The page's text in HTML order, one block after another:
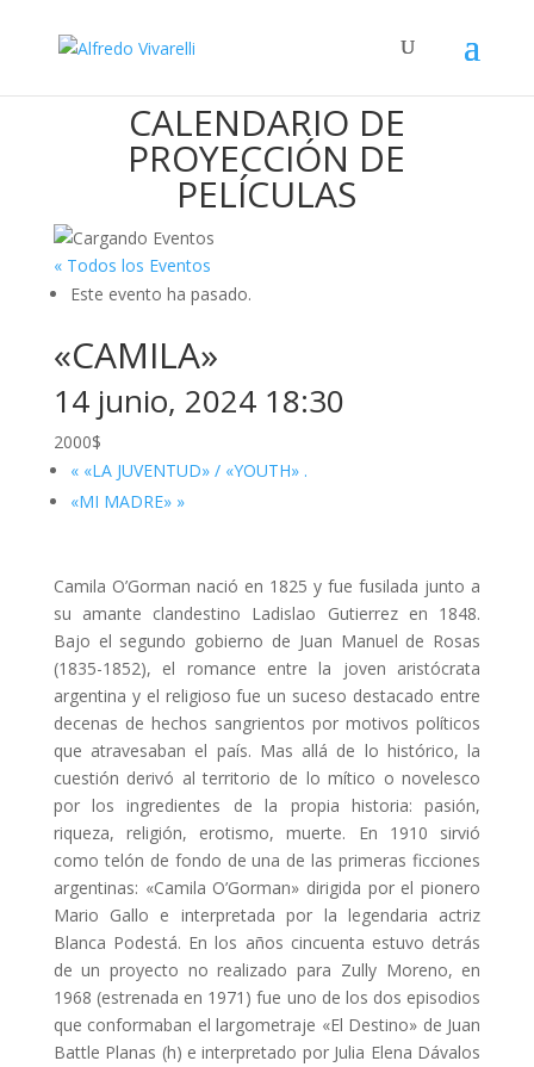
CALENDARIO DE
PROYECCIÓN DE
PELÍCULAS
« Todos los Eventos
Este evento ha pasado.
«CAMILA»
14 junio, 2024 18:30
2000$
««LA JUVENTUD» / «YOUTH» .
«MI MADRE» »
Camila O’Gorman nació en 1825 y fue fusilada junto a
su amante clandestino Ladislao Gutierrez en 1848.
Bajo el segundo gobierno de Juan Manuel de Rosas
(1835-1852), el romance entre la joven aristócrata
argentina y el religioso fue un suceso destacado entre
decenas de hechos sangrientos por motivos políticos
que atravesaban el país. Mas allá de lo histórico, la
cuestión derivó al territorio de lo mítico o novelesco
por los ingredientes de la propia historia: pasión,
riqueza, religión, erotismo, muerte. En 1910 sirvió
como telón de fondo de una de las primeras ficciones
argentinas: «Camila O’Gorman» dirigida por el pionero
Mario Gallo e interpretada por la legendaria actriz
Blanca Podestá. En los años cincuenta estuvo detrás
de un proyecto no realizado para Zully Moreno, en
1968 (estrenada en 1971) fue uno de los dos episodios
que conformaban el largometraje «El Destino» de Juan
Battle Planas (h) e interpretado por Julia Elena Dávalos